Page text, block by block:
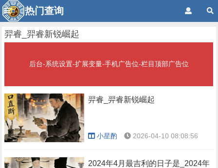
热门查询
羿睿_羿睿新锐崛起
后台-系统设置-扩展变量-手机广告位-栏目顶部广告位
羿睿_羿睿新锐崛起
小星酌 2026-04-10 08:08:56
2024年4月最吉利的日子是_2024年